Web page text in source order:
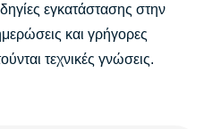
εγκατάστασης στην
και γρήγορες
τεχνικές γνώσεις.